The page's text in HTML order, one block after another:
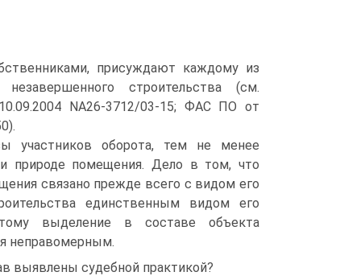
присуждают каждому из
строительства (см.
NА26-3712/03-15; ФАС ПО от
участников оборота, тем не менее
и природе помещения. Дело в том, что
связано прежде всего с видом его
единственным видом его
выделение в составе объекта
неправомерным.
выявлены судебной практикой?